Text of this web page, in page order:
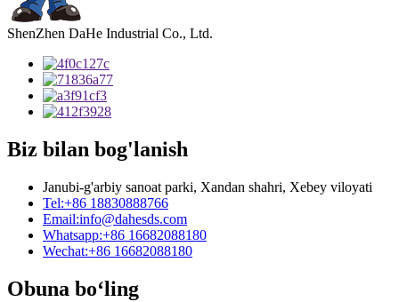
ShenZhen DaHe Industrial Co., Ltd.
Biz bilan bog'lanish
Janubi-g'arbiy sanoat parki, Xandan shahri, Xebey viloyati
Tel:+86 18830888766
Email:info@dahesds.com
Whatsapp:+86 16682088180
Wechat:+86 16682088180
Obuna bo‘ling